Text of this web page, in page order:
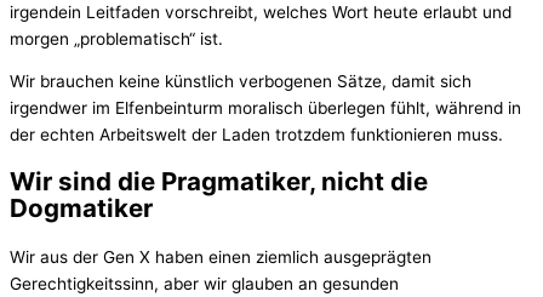
irgendein Leitfaden vorschreibt, welches Wort heute erlaubt und
morgen „problematisch“ ist.
Wir brauchen keine künstlich verbogenen Sätze, damit sich
irgendwer im Elfenbeinturm moralisch überlegen fühlt, während in
der echten Arbeitswelt der Laden trotzdem funktionieren muss.
Wir sind die Pragmatiker, nicht die
Dogmatiker
Wir aus der Gen X haben einen ziemlich ausgeprägten
Gerechtigkeitssinn, aber wir glauben an gesunden